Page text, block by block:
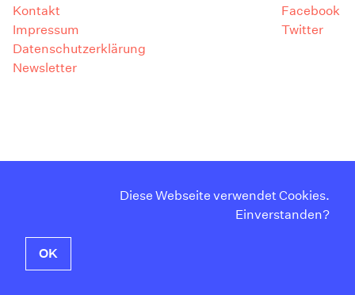
Kontakt
Impressum
Datenschutzerklärung
Newsletter
Facebook
Twitter
Diese Webseite verwendet Cookies.
Einverstanden?
OK